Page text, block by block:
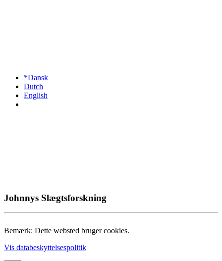
*Dansk
Dutch
English
Johnnys Slægtsforskning
Bemærk: Dette websted bruger cookies.
Vis databeskyttelsespolitik